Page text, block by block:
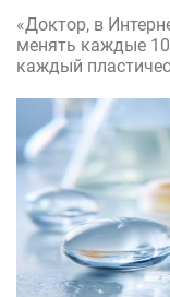
«Доктор, в
менять каждые
каждый